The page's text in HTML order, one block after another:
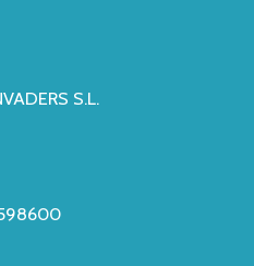
S.L.